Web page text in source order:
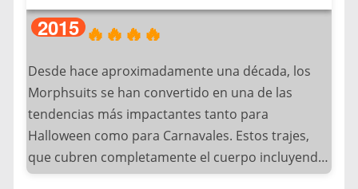
Con el tiempo, eventos masivos como: Comic-Con
Internacional (San Diego), Japan Expo (París) y el
Gamescom (Alemania) entre otros.
popularizaron esta práctica más allá de sus raíces
japonesas. Lo que realmente catapultó el Cosplay
a tendencia global de Halloween fueron: El auge
del anime en los 90, El boom de superhéroes
2015 🔥🔥🔥🔥
Desde hace aproximadamente una década, los
Morphsuits se han convertido en una de las
tendencias más impactantes tanto para
Halloween como para Carnavales. Estos trajes,
que cubren completamente el cuerpo incluyendo
la cabeza, surgieron en Escocia en 2009 de la